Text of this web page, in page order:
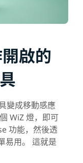
啟的
變成移動感應
WiZ 燈，即可
功能，然後透
易用。 這就是